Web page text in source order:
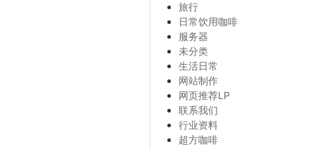
旅行
日常饮用咖啡
服务器
未分类
生活日常
网站制作
网页推荐LP
联系我们
行业资料
超方咖啡